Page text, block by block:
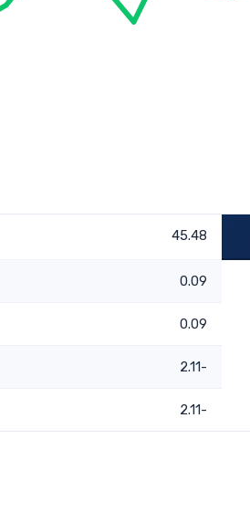
45.48
0.09
0.09
-2.11
-2.11